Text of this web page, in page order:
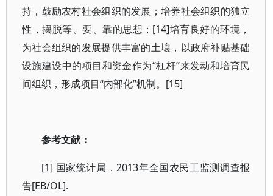
持，鼓励农村社会组织的发展；培养社会组织的独立
性，摆脱等、要、靠的思想；[14]培育良好的环境，
为社会组织的发展提供丰富的土壤，以政府补贴基础
设施建设中的项目和资金作为“杠杆”来发动和培育民
间组织，形成项目“内部化”机制。[15]
参考文献：
[1] 国家统计局．2013年全国农民工监测调查报
告[EB/OL].